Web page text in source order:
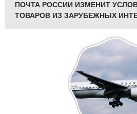
ПОЧТА РОССИИ ИЗМЕНИТ
ТОВАРОВ ИЗ ЗАРУБЕЖНЫХ